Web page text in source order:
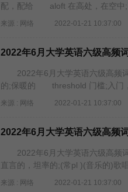
配，配给 aloft 在高处，在空中;
来源 : 网络 2022-01-21 10:37:00
2022年6月大学英语六级高频
2022年6月大学英语六级高频
的;保暖的 threshold 门槛;入门
来源 : 网络 2022-01-21 10:37:00
2022年6月大学英语六级高频
2022年6月大学英语六级高频
直言的，坦率的;(常pl )(音乐的)歌
来源 : 网络 2022-01-21 10:37:00